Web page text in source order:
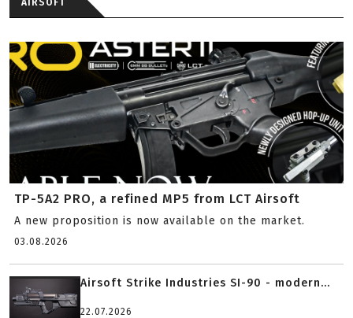
AIRSOFT
TP-5A2 PRO, a refined MP5 from LCT Airsoft
A new proposition is now available on the market.
03.08.2026
Airsoft Strike Industries SI-90 - modern...
22.07.2026